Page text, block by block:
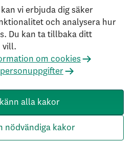
Användarvillkor
Bor du
insättningsgaranti &
vi dina personuppgifter
ömsesidigt, 106 55
55 00, © Skandia
SN430
vi erbjuda dig säker
och analysera hur
Du kan ta tillbaka ditt
vill.
om cookies
alla kakor
nödvändiga kakor